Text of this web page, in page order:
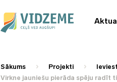
Sākums Projekti
Virkne jauniešu pierāda spēju radīt